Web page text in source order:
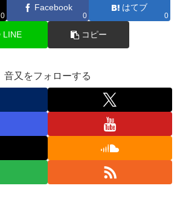
0
Facebook
0
はてブ
0
LINE コピー
音又をフォローする